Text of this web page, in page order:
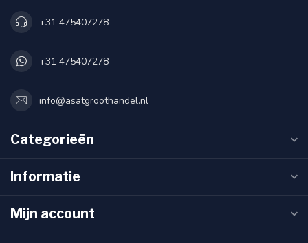
+31 475407278
+31 475407278
info@asatgroothandel.nl
Categorieën
Informatie
Mijn account